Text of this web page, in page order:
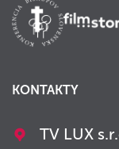
KONTAKTY
TV LUX